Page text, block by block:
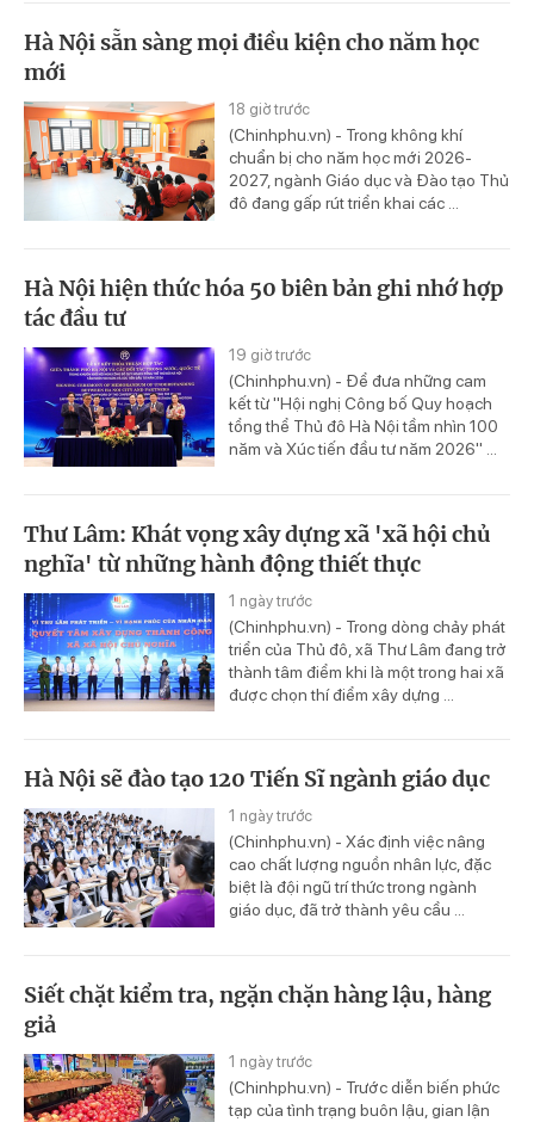
Hà Nội sẵn sàng mọi điều kiện cho năm học
mới
18 giờ trước
(Chinhphu.vn) - Trong không khí
chuẩn bị cho năm học mới 2026-
2027, ngành Giáo dục và Đào tạo Thủ
đô đang gấp rút triển khai các ...
Hà Nội hiện thức hóa 50 biên bản ghi nhớ hợp
tác đầu tư
19 giờ trước
(Chinhphu.vn) - Để đưa những cam
kết từ "Hội nghị Công bố Quy hoạch
tổng thể Thủ đô Hà Nội tầm nhìn 100
năm và Xúc tiến đầu tư năm 2026" ...
Thư Lâm: Khát vọng xây dựng xã 'xã hội chủ
nghĩa' từ những hành động thiết thực
1 ngày trước
(Chinhphu.vn) - Trong dòng chảy phát
triển của Thủ đô, xã Thư Lâm đang trở
thành tâm điểm khi là một trong hai xã
được chọn thí điểm xây dựng ...
Hà Nội sẽ đào tạo 120 Tiến Sĩ ngành giáo dục
1 ngày trước
(Chinhphu.vn) - Xác định việc nâng
cao chất lượng nguồn nhân lực, đặc
biệt là đội ngũ trí thức trong ngành
giáo dục, đã trở thành yêu cầu ...
Siết chặt kiểm tra, ngặn chặn hàng lậu, hàng
giả
1 ngày trước
(Chinhphu.vn) - Trước diễn biến phức
tạp của tình trạng buôn lậu, gian lận